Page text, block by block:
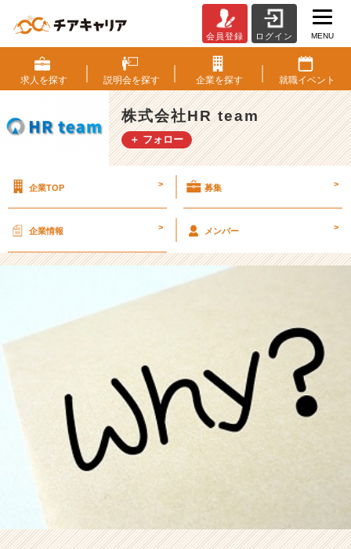
ロ
グ
の
更
新
が
理
は。
e
a
m
の
タ
会員登録 ログイン MENU
求人を探す 説明会を探す 企業を探す 就職イベント
株式会社HR team
＋ フォロー
企業TOP > 募集 >
企業情報 > メンバー >